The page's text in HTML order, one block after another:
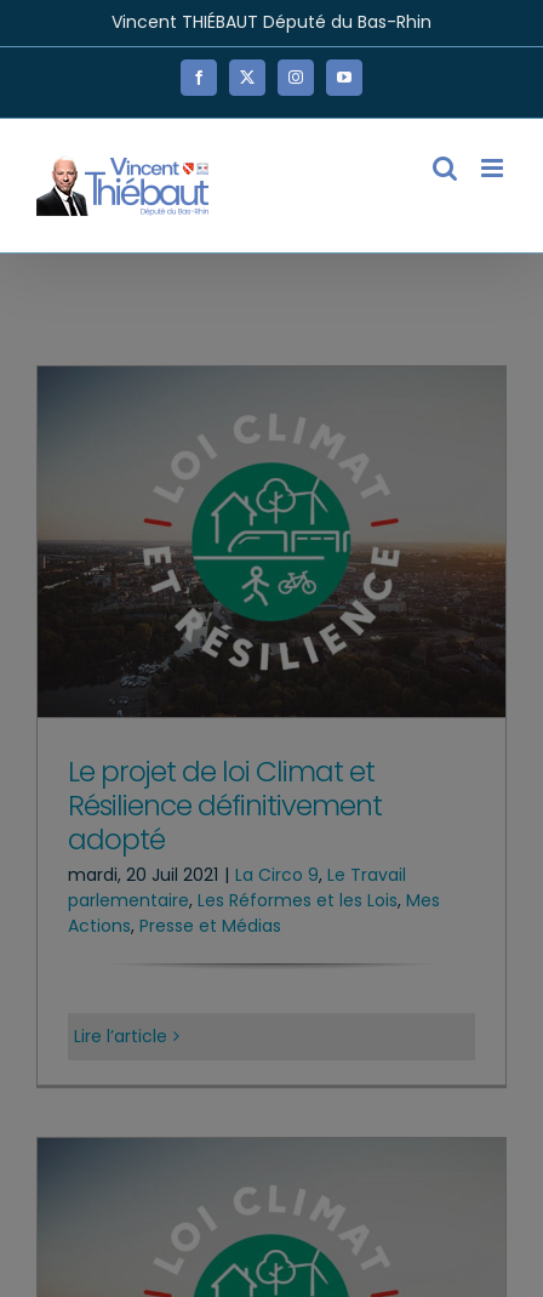
Vincent THIÉBAUT Député du Bas-Rhin
Facebook
X InstagramYouTube
Le projet de loi Climat et
Résilience définitivement
adopté
mardi, 20 Juil 2021 | La Circo 9, Le Travail
parlementaire, Les Réformes et les Lois, Mes
Actions, Presse et Médias
Lire l’article